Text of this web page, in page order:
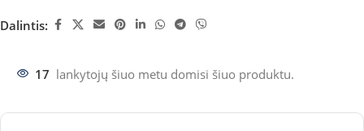
Dalintis:
17 lankytojų šiuo metu domisi šiuo produktu.